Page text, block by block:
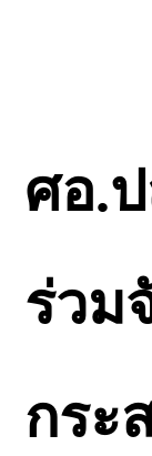
ศอ.
ร่วม
กระ